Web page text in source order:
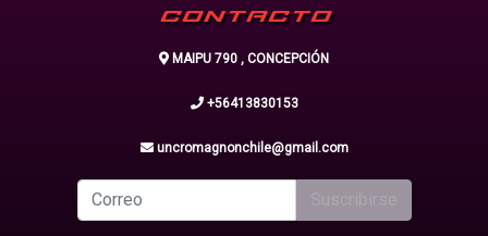
CONTACTO
MAIPU 790 , CONCEPCIÓN
+56413830153
uncromagnonchile@gmail.com